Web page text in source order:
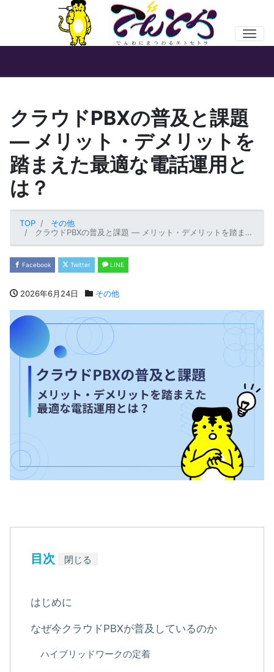
クラウドPBXの普及と課題
― メリット・デメリットを
踏まえた最適な電話運用と
は？
TOP
その他
クラウドPBXの普及と課題 ― メリット・デメリットを踏まえた最適な電話運用とは？
Facebook Twitter LINE
2026年6月24日 その他
目次 閉じる
はじめに
なぜ今クラウドPBXが普及しているのか
ハイブリッドワークの定着